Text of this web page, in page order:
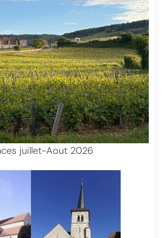
juillet-Aout 2026